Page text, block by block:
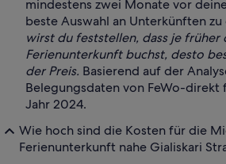
mindestens zwei Monate vor
beste Auswahl an Unterkünften zu
wirst du feststellen, dass je früher
Ferienunterkunft buchst, desto
der Preis. Basierend auf der
Belegungsdaten von FeWo-
Jahr 2024.
Wie hoch sind die Kosten für die
Ferienunterkunft nahe Gialiskari